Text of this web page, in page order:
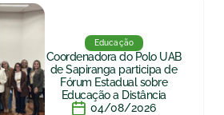
Educação
Coordenadora do Polo UAB
de Sapiranga participa de
Fórum Estadual sobre
Educação a Distância
04/08/2026